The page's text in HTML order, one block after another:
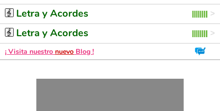
Letra y Acordes
Letra y Acordes
¡ Visita nuestro nuevo Blog !